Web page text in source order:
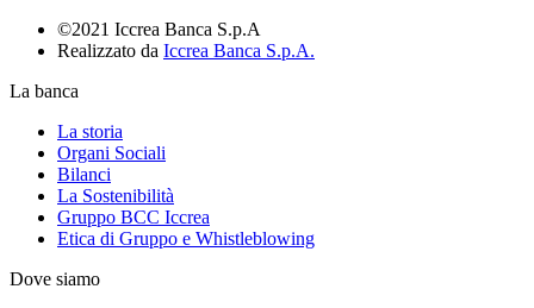
©2021 Iccrea Banca S.p.A
Realizzato da Iccrea Banca S.p.A.
La banca
La storia
Organi Sociali
Bilanci
La Sostenibilità
Gruppo BCC Iccrea
Etica di Gruppo e Whistleblowing
Dove siamo